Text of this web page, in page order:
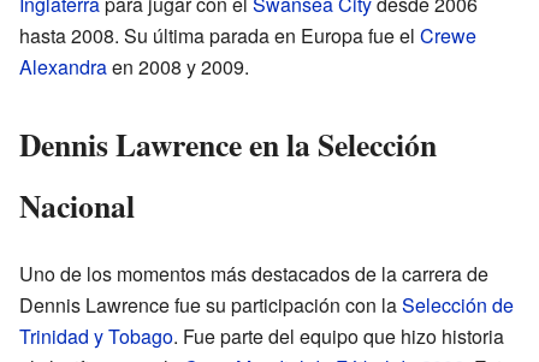
hasta 2008. Su última parada en Europa fue el Crewe
Alexandraen 2008 y 2009.
Dennis Lawrence en la Selección
Nacional
Uno de los momentos más destacados de la carrera de
Dennis Lawrence fue su participación con laSelección de
Trinidad y Tobago. Fue parte del equipo que hizo historia